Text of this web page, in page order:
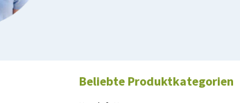
Beliebte Produktkategorien